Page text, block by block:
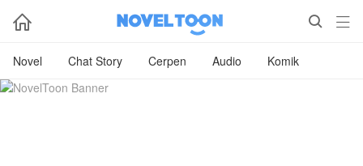
  
Novel Chat Story Cerpen Audio Komik